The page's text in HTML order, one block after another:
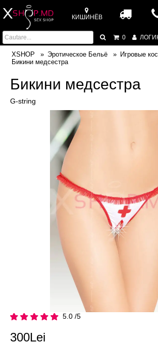
КИШИНЁВ
0
XSHOP Эротическое Бельё
Игровые
Бикини медсестра
Бикини медсестра
G-string
5.0 /5
300Lei